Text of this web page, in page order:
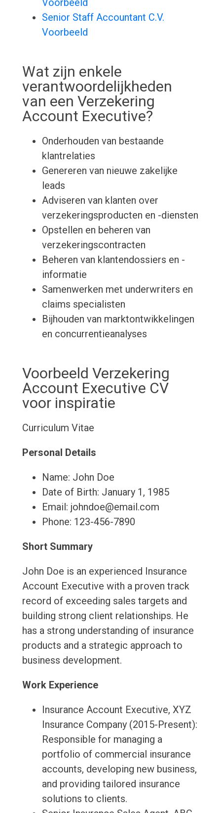
Voorbeeld
Senior Staff Accountant C.V.
Voorbeeld
Wat zijn enkele
verantwoordelijkheden
van een Verzekering
Account Executive?
Onderhouden van bestaande
klantrelaties
Genereren van nieuwe zakelijke
leads
Adviseren van klanten over
verzekeringsproducten en -diensten
Opstellen en beheren van
verzekeringscontracten
Beheren van klantendossiers en -
informatie
Samenwerken met underwriters en
claims specialisten
Bijhouden van marktontwikkelingen
en concurrentieanalyses
Voorbeeld Verzekering
Account Executive CV
voor inspiratie
Curriculum Vitae
Personal Details
Name: John Doe
Date of Birth: January 1, 1985
Email: johndoe@email.com
Phone: 123-456-7890
Short Summary
John Doe is an experienced Insurance
Account Executive with a proven track
record of exceeding sales targets and
building strong client relationships. He
has a strong understanding of insurance
products and a strategic approach to
business development.
Work Experience
Insurance Account Executive, XYZ
Insurance Company (2015-Present):
Responsible for managing a
portfolio of commercial insurance
accounts, developing new business,
and providing tailored insurance
solutions to clients.